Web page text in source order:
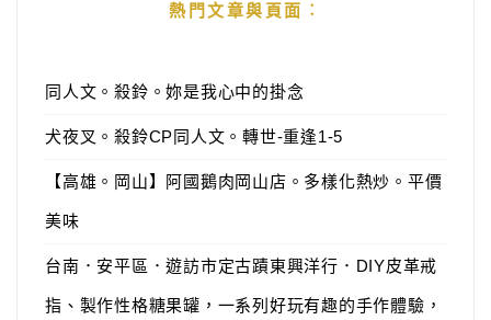
熱門文章與頁面︰
同人文。殺鈴。妳是我心中的掛念
犬夜叉。殺鈴CP同人文。轉世-重逢1-5
【高雄。岡山】阿國鵝肉岡山店。多樣化熱炒。平價
美味
台南．安平區．遊訪市定古蹟東興洋行．DIY皮革戒
指、製作性格糖果罐，一系列好玩有趣的手作體驗，